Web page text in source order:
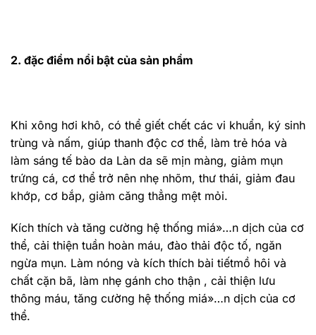
2. đặc điểm nổi bật của sản phẩm
Khi xông hơi khô, có thể giết chết các vi khuẩn, ký sinh
trùng và nấm, giúp thanh độc cơ thể, làm trẻ hóa và
làm sáng tế bào da Làn da sẽ mịn màng, giảm mụn
trứng cá, cơ thể trở nên nhẹ nhõm, thư thái, giảm đau
khớp, cơ bắp, giảm căng thẳng mệt mỏi.
Kích thích và tăng cường hệ thống miá»…n dịch của cơ
thể, cải thiện tuần hoàn máu, đào thải độc tố, ngăn
ngừa mụn. Làm nóng và kích thích bài tiếtmồ hôi và
chất cặn bã, làm nhẹ gánh cho thận , cải thiện lưu
thông máu, tăng cường hệ thống miá»…n dịch của cơ
thể.